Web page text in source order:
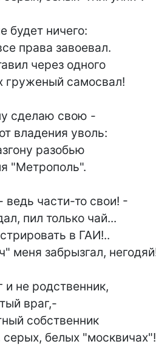
серых, белых "москвичах"!